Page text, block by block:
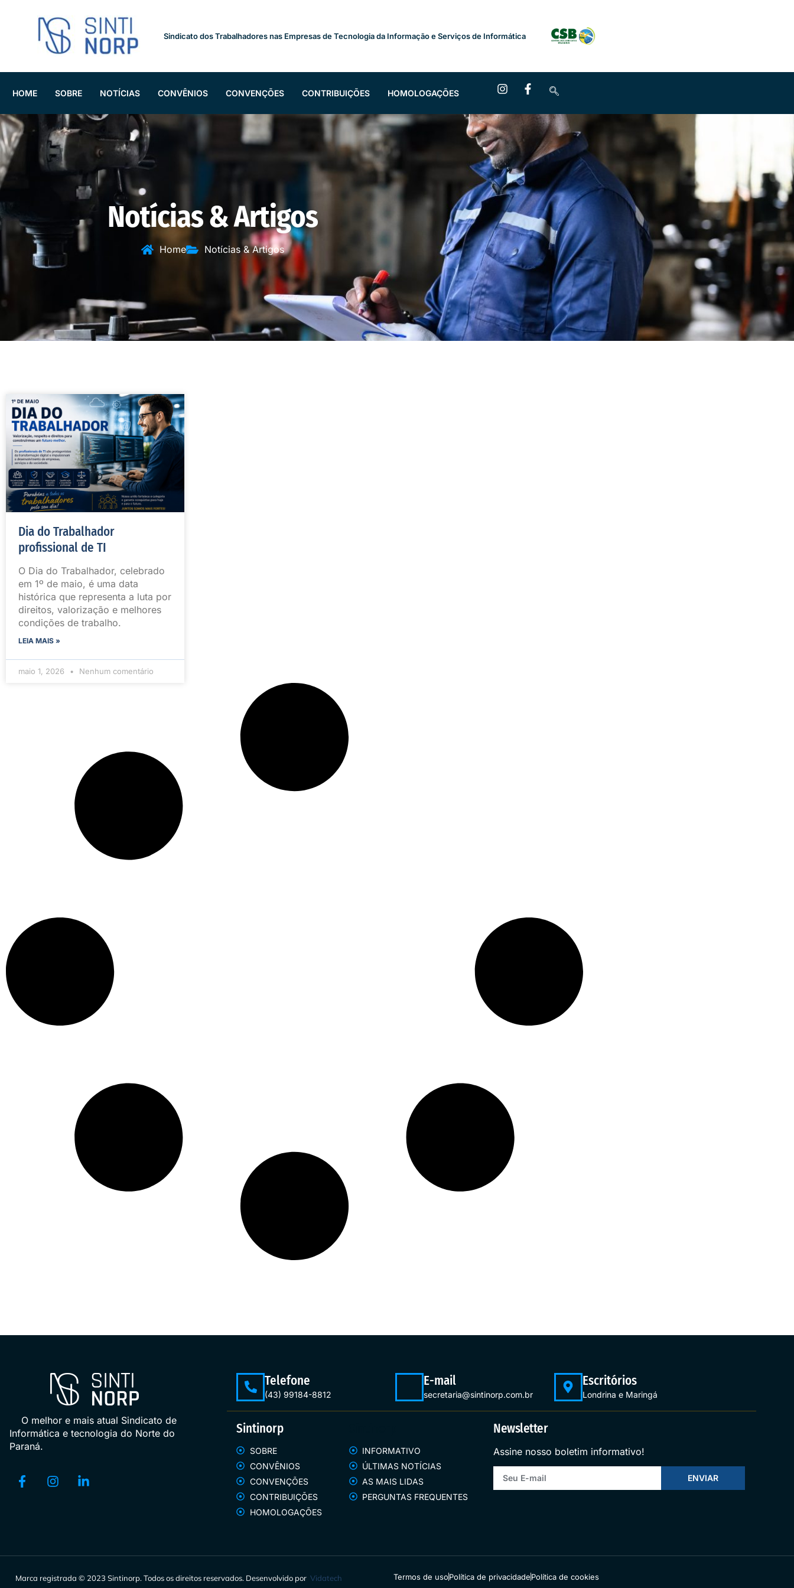
Sindicato dos Trabalhadores nas Empresas de Tecnologia da Informação e Serviços de Informática
HOME SOBRE NOTÍCIAS CONVÊNIOS CONVENÇÕES CONTRIBUIÇÕES HOMOLOGAÇÕES
Notícias & Artigos
Home Notícias & Artigos
Dia do Trabalhador
profissional de TI
O Dia do Trabalhador, celebrado
em 1º de maio, é uma data
histórica que representa a luta por
direitos, valorização e melhores
condições de trabalho.
LEIA MAIS »
maio 1, 2026 Nenhum comentário
O melhor e mais atual Sindicato de
Informática e tecnologia do Norte do
Paraná.
Telefone
(43) 99184-8812
E-mail
secretaria@sintinorp.com.br
Escritórios
Londrina e Maringá
Sintinorp
SOBRE
CONVÊNIOS
CONVENÇÕES
CONTRIBUIÇÕES
HOMOLOGAÇÕES
INFORMATIVO
ÚLTIMAS NOTÍCIAS
AS MAIS LIDAS
PERGUNTAS FREQUENTES
Newsletter
Assine nosso boletim informativo!
ENVIAR
Marca registrada © 2023 Sintinorp. Todos os direitos reservados. Desenvolvido por Vidatech Termos de usoPolítica de privacidadePolítica de cookies